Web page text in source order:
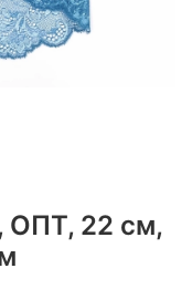
ОПТ, 22 см,